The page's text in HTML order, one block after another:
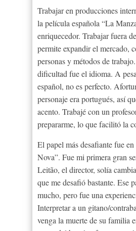
Trabajar en producciones
la película española “La
enriquecedor. Trabajar fuera
permite expandir el mercado,
personas y métodos de
dificultad fue el idioma. A
español, no es perfecto.
personaje era portugués, así
acento. Trabajé con un
prepararme, lo que facilitó la
El papel más desafiante fue en
Nova”. Fue mi primera gran
Leitão, el director, solía
que me desafió bastante. Ese
mucho, pero fue una
Interpretar a un gitano/
venga la muerte de su familia